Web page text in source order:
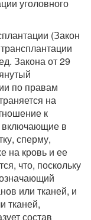
уголовного
(Закон
Закона от 29
по правам
на
к
включающие в
сперму,
на кровь и ее
что, поскольку
или тканей, и
тканей,
состав